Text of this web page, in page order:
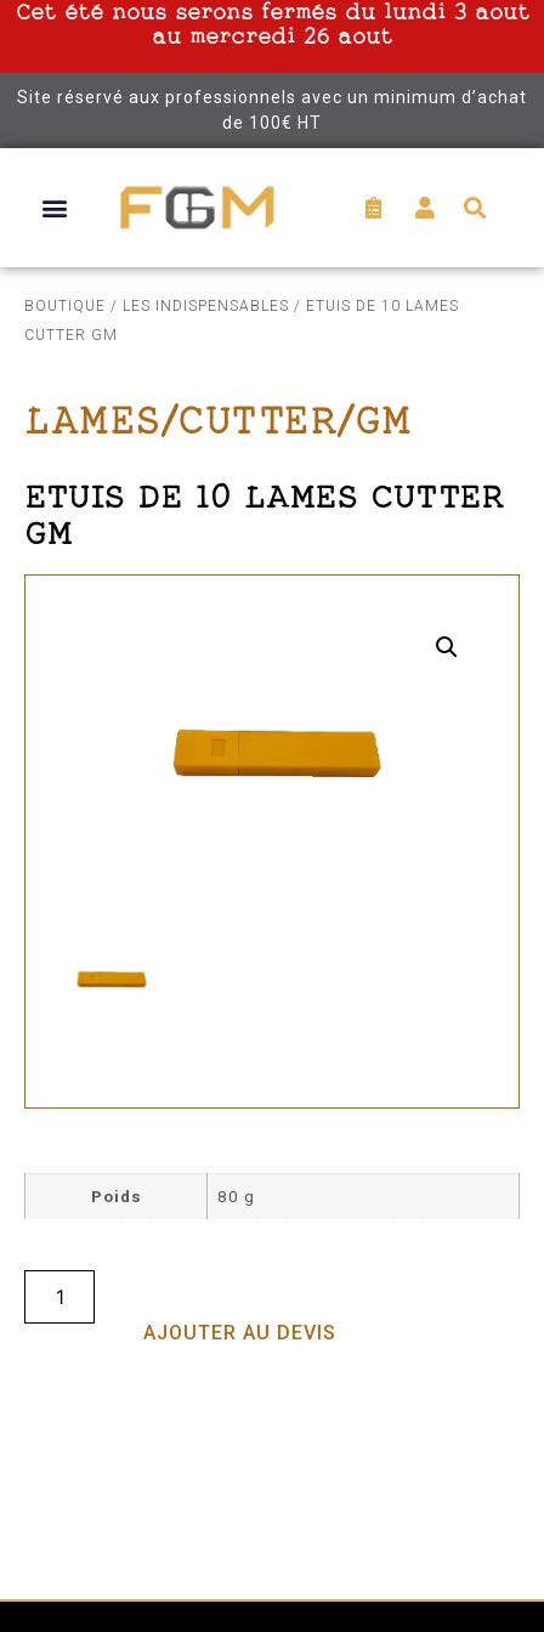
Cet été nous serons fermés du lundi 3 aout
au mercredi 26 aout
Site réservé aux professionnels avec un minimum d’achat
de 100€ HT
BOUTIQUE / LES INDISPENSABLES / ETUIS DE 10 LAMES
CUTTER GM
LAMES/CUTTER/GM
ETUIS DE 10 LAMES CUTTER
GM
Poids 80 g
AJOUTER AU DEVIS